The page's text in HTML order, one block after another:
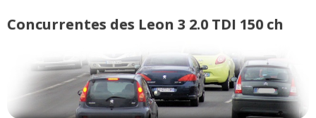
2.0 TDI 150 ch (0 )
18/20
2.0 TDI 150 ch 2.0 TDI 150
REVOLUTION 47000 K(0 )
Concurrentes des Leon 3 2.0 TDI 150 ch